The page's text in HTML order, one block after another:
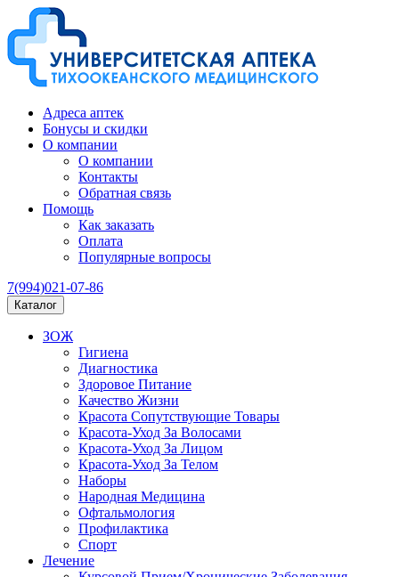
Адреса аптек
Бонусы и скидки
О компании
О компании
Контакты
Обратная связь
Помощь
Как заказать
Оплата
Популярные вопросы
7(994)021-07-86
Каталог
ЗОЖ
Гигиена
Диагностика
Здоровое Питание
Качество Жизни
Красота Сопутствующие Товары
Красота-Уход За Волосами
Красота-Уход За Лицом
Красота-Уход За Телом
Наборы
Народная Медицина
Офтальмология
Профилактика
Спорт
Лечение